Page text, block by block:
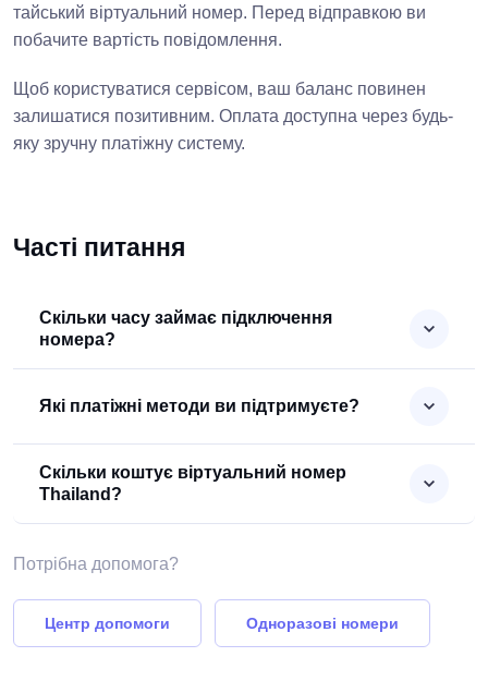
тайський віртуальний номер. Перед відправкою ви
побачите вартість повідомлення.
Щоб користуватися сервісом, ваш баланс повинен
залишатися позитивним. Оплата доступна через будь-
яку зручну платіжну систему.
Часті питання
Скільки часу займає підключення
номера?
Які платіжні методи ви підтримуєте?
Скільки коштує віртуальний номер
Thailand?
Потрібна допомога?
Центр допомоги Одноразові номери